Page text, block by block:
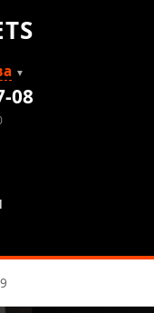
▼
08